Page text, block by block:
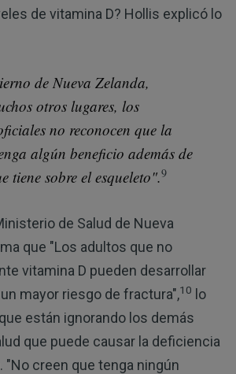
de vitamina D? Hollis explicó lo
de Nueva Zelanda,
otros lugares, los
no reconocen que la
algún beneficio además de
tiene sobre el esqueleto".9
de Salud de Nueva
que "Los adultos que no
vitamina D pueden desarrollar
mayor riesgo de fractura",10 lo
están ignorando los demás
que puede causar la deficiencia
"No creen que tenga ningún